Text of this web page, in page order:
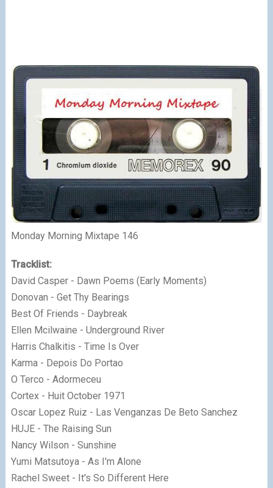
Monday Morning Mixtape 146
Tracklist:
David Casper - Dawn Poems (Early Moments)
Donovan - Get Thy Bearings
Best Of Friends - Daybreak
Ellen Mcilwaine - Underground River
Harris Chalkitis - Time Is Over
Karma - Depois Do Portao
O Terco - Adormeceu
Cortex - Huit October 1971
Oscar Lopez Ruiz - Las Venganzas De Beto Sanchez
HUJE - The Raising Sun
Nancy Wilson - Sunshine
Yumi Matsutoya - As I'm Alone
Rachel Sweet - It's So Different Here